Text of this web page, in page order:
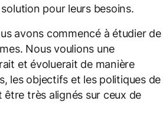
pour leurs besoins.
avons commencé à étudier de
Nous voulions une
et évoluerait de manière
les objectifs et les politiques de
être très alignés sur ceux de